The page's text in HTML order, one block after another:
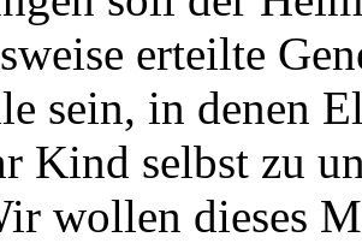
erteilte
sein, in denen
Kind selbst zu
wollen dieses